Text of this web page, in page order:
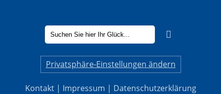
Privatsphäre-Einstellungen ändern
Kontakt| Impressum | Datenschutzerklärung